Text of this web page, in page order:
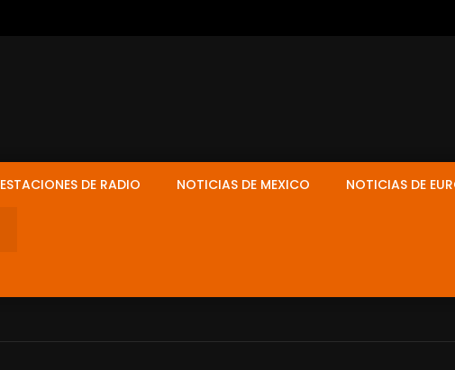
ESTACIONES DE RADIO NOTICIAS DE MEXICO NOTICIAS DE